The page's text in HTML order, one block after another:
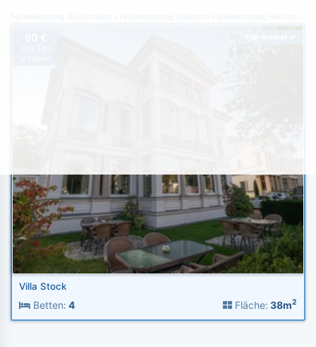
Villa Stock
Betten: 4 Fläche: 38m2